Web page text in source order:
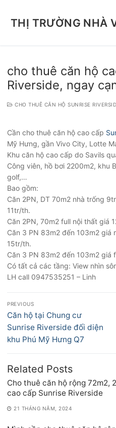
THỊ TRƯỜNG NHÀ
cho thuê căn hộ
Riverside, ngay
CHO THUÊ CĂN HỘ SUNRISE
Cần cho thuê căn hộ cao cấp
Mỹ Hưng, gần Vivo City, Lotte
Khu căn hộ cao cấp do Savils
Công viên, hồ bơi 2200m2, khu
golf,…
Bao gồm:
Căn 2PN, DT 70m2 nhà trống
11tr/th.
Căn 2PN, 70m2 full nội thất giá
Căn 3 PN 83m2 đến 103m2
15tr/th.
Căn 3 PN 83m2 đến 103m2
Có tất cả các tầng: View nhìn
LH call 0947535251 – Linh
Điều
hướng
bài
viết
PREVIOUS
Previous
post:
Căn hộ tại Chung cư
Sunrise Riverside đối diện
khu Phú Mỹ Hưng Q7
Related Posts
Cho thuê căn hộ rộng 72m2,
cao cấp Sunrise Riverside
21 THÁNG NĂM, 2024